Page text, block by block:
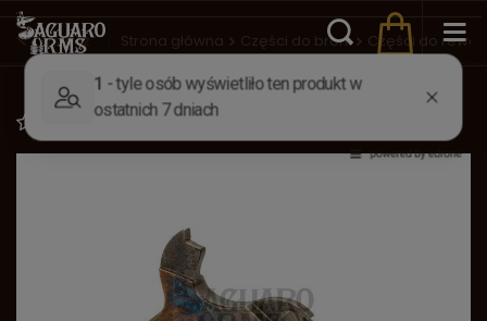
Wstecz Strona główna Części do broni Części do
Kurek Remington (Euroarms)
Dodaj do listy zakupowej